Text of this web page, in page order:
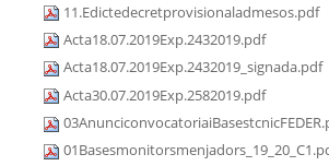
11.Edictedecretprovisionaladmesos.pdf
Acta18.07.2019Exp.2432019.pdf
Acta18.07.2019Exp.2432019_signada.pdf
Acta30.07.2019Exp.2582019.pdf